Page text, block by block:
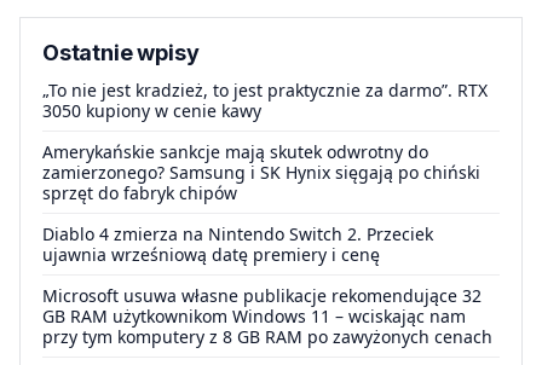
Ostatnie wpisy
„To nie jest kradzież, to jest praktycznie za darmo”. RTX
3050 kupiony w cenie kawy
Amerykańskie sankcje mają skutek odwrotny do
zamierzonego? Samsung i SK Hynix sięgają po chiński
sprzęt do fabryk chipów
Diablo 4 zmierza na Nintendo Switch 2. Przeciek
ujawnia wrześniową datę premiery i cenę
Microsoft usuwa własne publikacje rekomendujące 32
GB RAM użytkownikom Windows 11 – wciskając nam
przy tym komputery z 8 GB RAM po zawyżonych cenach